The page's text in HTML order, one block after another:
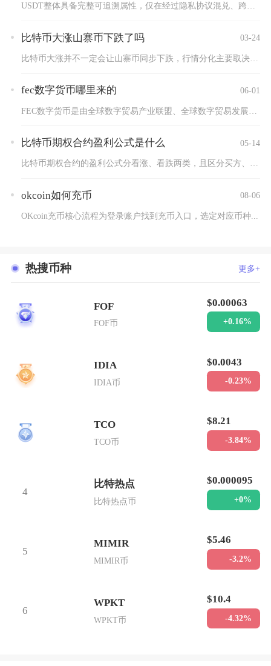
USDT整体具备完整可追溯属性，仅在经过隐私协议混兑、跨链隐...
比特币大涨山寨币下跌了吗 03-24
比特币大涨并不一定会让山寨币同步下跌，行情分化主要取决于市场...
fec数字货币哪里来的 06-01
比特币期权合约盈利公式是什么 05-14
比特币期权合约的盈利公式分看涨、看跌两类，且区分买方、卖方及...
okcoin如何充币 08-06
OKcoin充币核心流程为登录账户找到充币入口，选定对应币种...
热搜币种 更多+
1
FOF
FOF币
$0.00063
+0.16%
2
IDIA
IDIA币
$0.0043
-0.23%
3
TCO
TCO币
$8.21
-3.84%
4
比特热点
比特热点币
$0.000095
+0%
5
MIMIR
MIMIR币
$5.46
-3.2%
6
WPKT
WPKT币
$10.4
-4.32%